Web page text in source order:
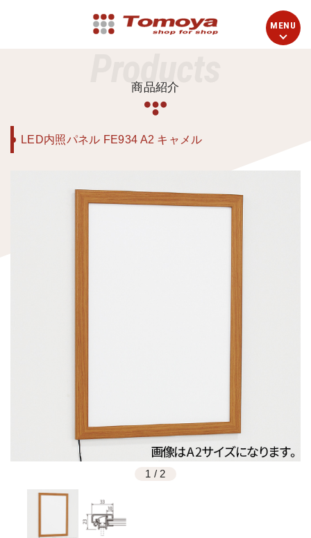
Products
商品紹介
LED内照パネル FE934 A2 キャメル
1 / 2